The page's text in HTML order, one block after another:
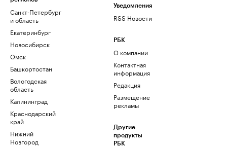
Санкт-Петербург
и область
Екатеринбург
Новосибирск
Омск
Башкортостан
Вологодская
область
Калининград
Краснодарский
край
Нижний
Новгород
Уведомления
RSS Новости
РБК
О компании
Контактная
информация
Редакция
Размещение
рекламы
Другие
продукты
РБК